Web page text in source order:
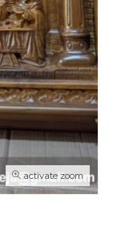
activate zoom